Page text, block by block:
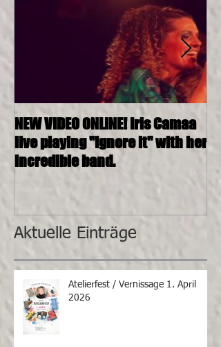
NEW VIDEO ONLINE! Iris Camaa
live playing "Ignore it" with her
incredible band.
Aktuelle Einträge
Atelierfest / Vernissage 1. April
2026